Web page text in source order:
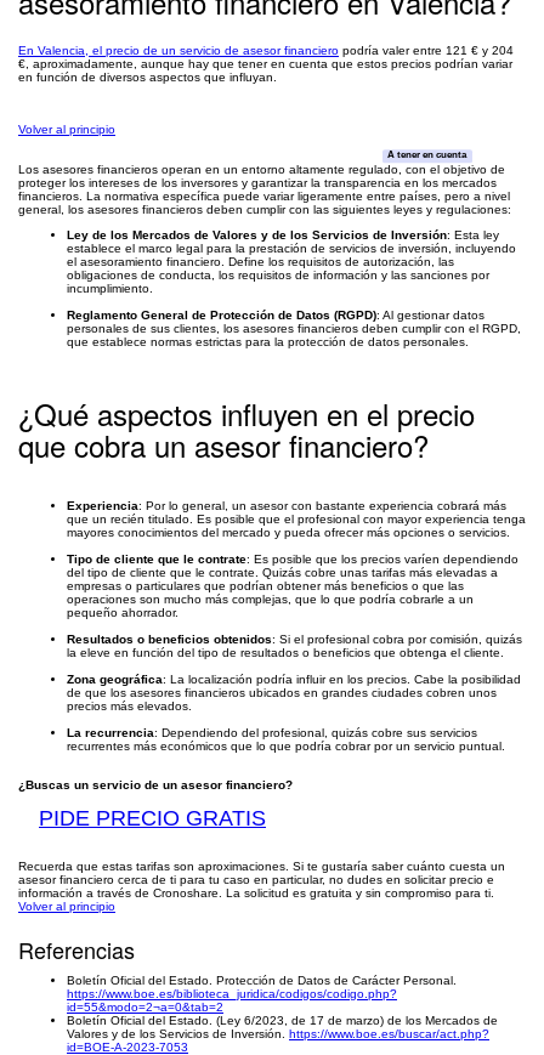
En Valencia, el precio de un servicio de asesor financiero podría valer entre 121 € y 204
€, aproximadamente, aunque hay que tener en cuenta que estos precios podrían variar
en función de diversos aspectos que influyan.
Volver al principio
A tener en cuenta
Los asesores financieros operan en un entorno altamente regulado, con el objetivo de
proteger los intereses de los inversores y garantizar la transparencia en los mercados
financieros. La normativa específica puede variar ligeramente entre países, pero a nivel
general, los asesores financieros deben cumplir con las siguientes leyes y regulaciones:
Ley de los Mercados de Valores y de los Servicios de Inversión: Esta ley
establece el marco legal para la prestación de servicios de inversión, incluyendo
el asesoramiento financiero. Define los requisitos de autorización, las
obligaciones de conducta, los requisitos de información y las sanciones por
incumplimiento.
Reglamento General de Protección de Datos (RGPD): Al gestionar datos
personales de sus clientes, los asesores financieros deben cumplir con el RGPD,
que establece normas estrictas para la protección de datos personales.
¿Qué aspectos influyen en el precio
que cobra un asesor financiero?
Experiencia: Por lo general, un asesor con bastante experiencia cobrará más
que un recién titulado. Es posible que el profesional con mayor experiencia tenga
mayores conocimientos del mercado y pueda ofrecer más opciones o servicios.
Tipo de cliente que le contrate: Es posible que los precios varíen dependiendo
del tipo de cliente que le contrate. Quizás cobre unas tarifas más elevadas a
empresas o particulares que podrían obtener más beneficios o que las
operaciones son mucho más complejas, que lo que podría cobrarle a un
pequeño ahorrador.
Resultados o beneficios obtenidos: Si el profesional cobra por comisión, quizás
la eleve en función del tipo de resultados o beneficios que obtenga el cliente.
Zona geográfica: La localización podría influir en los precios. Cabe la posibilidad
de que los asesores financieros ubicados en grandes ciudades cobren unos
precios más elevados.
La recurrencia: Dependiendo del profesional, quizás cobre sus servicios
recurrentes más económicos que lo que podría cobrar por un servicio puntual.
¿Buscas un servicio de un asesor financiero?
PIDE PRECIO GRATIS
Recuerda que estas tarifas son aproximaciones. Si te gustaría saber cuánto cuesta un
asesor financiero cerca de ti para tu caso en particular, no dudes en solicitar precio e
información a través de Cronoshare. La solicitud es gratuita y sin compromiso para ti.
Volver al principio
Referencias
Boletín Oficial del Estado. Protección de Datos de Carácter Personal.
https://www.boe.es/biblioteca_juridica/codigos/codigo.php?
id=55&modo=2¬a=0&tab=2
Boletín Oficial del Estado. (Ley 6/2023, de 17 de marzo) de los Mercados de
Valores y de los Servicios de Inversión. https://www.boe.es/buscar/act.php?
id=BOE-A-2023-7053